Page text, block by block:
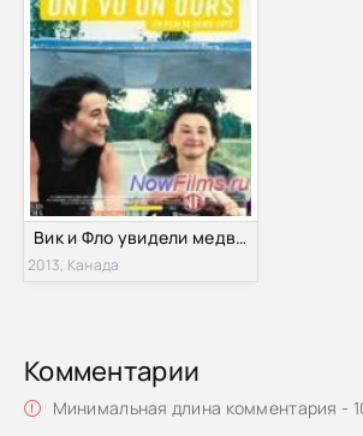
Вик и Фло увидели медведя (2013)
2013, Канада
Комментарии
Минимальная длина комментария -